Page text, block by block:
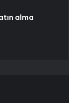
alma